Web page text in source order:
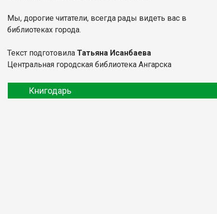
Мы, дорогие читатели, всегда рады видеть вас в
библиотеках города.
Текст подготовила Татьяна Исанбаева
Центральная городская библиотека Ангарска
Книгодарь